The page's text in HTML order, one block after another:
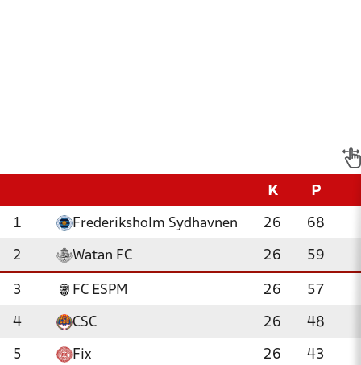
K P
1 Frederiksholm Sydhavnen 26 68
2 Watan FC 26 59
3 FC ESPM 26 57
4 CSC 26 48
5 Fix 26 43